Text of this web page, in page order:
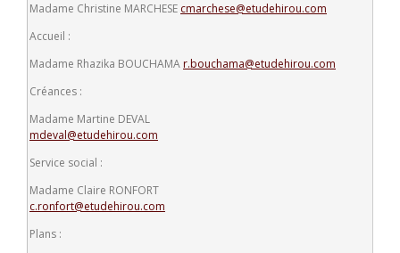
Madame Christine MARCHESE cmarchese@etudehirou.com
Accueil :
Madame Rhazika BOUCHAMA r.bouchama@etudehirou.com
Créances :
Madame Martine DEVAL
mdeval@etudehirou.com
Service social :
Madame Claire RONFORT
c.ronfort@etudehirou.com
Plans :